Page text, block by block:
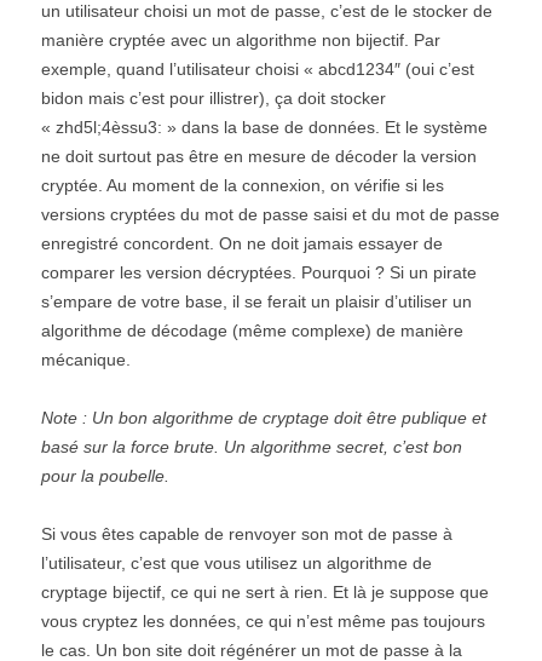
un utilisateur choisi un mot de passe, c’est de le stocker de
manière cryptée avec un algorithme non bijectif. Par
exemple, quand l’utilisateur choisi « abcd1234″ (oui c’est
bidon mais c’est pour illistrer), ça doit stocker
« zhd5l;4èssu3: » dans la base de données. Et le système
ne doit surtout pas être en mesure de décoder la version
cryptée. Au moment de la connexion, on vérifie si les
versions cryptées du mot de passe saisi et du mot de passe
enregistré concordent. On ne doit jamais essayer de
comparer les version décryptées. Pourquoi ? Si un pirate
s’empare de votre base, il se ferait un plaisir d’utiliser un
algorithme de décodage (même complexe) de manière
mécanique.
Note : Un bon algorithme de cryptage doit être publique et
basé sur la force brute. Un algorithme secret, c’est bon
pour la poubelle.
Si vous êtes capable de renvoyer son mot de passe à
l’utilisateur, c’est que vous utilisez un algorithme de
cryptage bijectif, ce qui ne sert à rien. Et là je suppose que
vous cryptez les données, ce qui n’est même pas toujours
le cas. Un bon site doit régénérer un mot de passe à la